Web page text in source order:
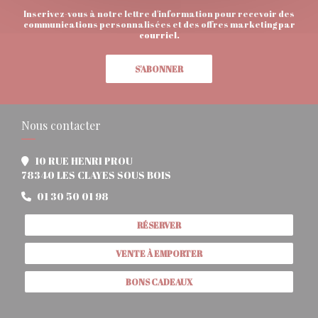
Inscrivez-vous à notre lettre d'information pour recevoir des
communications personnalisées et des offres marketing par
courriel.
S'ABONNER
Nous contacter
10 RUE HENRI PROU
78340 LES CLAYES SOUS BOIS
01 30 50 01 98
RÉSERVER
VENTE À EMPORTER
BONS CADEAUX